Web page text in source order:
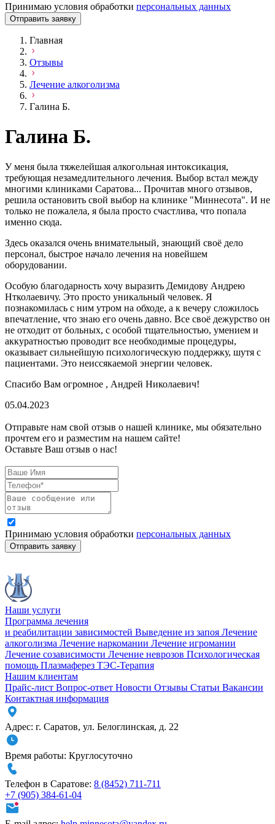
Принимаю условия обработки персональных данных
Отправить заявку
Главная
Отзывы
Лечение алкоголизма
Галина Б.
Галина Б.
У меня была тяжелейшая алкогольная интоксикация,
требующая незамедлительного лечения. Выбор встал между
многими клиниками Саратова... Прочитав много отзывов,
решила остановить свой выбор на клинике "Миннесота". И не
только не пожалела, я была просто счастлива, что попала
именно сюда.
Здесь оказался очень внимательный, знающий своё дело
персонал, быстрое начало лечения на новейшем
оборудовании.
Особую благодарность хочу выразить Демидову Андрею
Нтколаевичу. Это просто уникальный человек. Я
познакомилась с ним утром на обходе, а к вечеру сложилось
впечатление, что знаю его очень давно. Все своё дежурство он
не отходит от больных, с особой тщательностью, умением и
аккуратностью проводит все необходимые процедуры,
оказывает сильнейшую психологическую поддержку, шутя с
пациентами. Это неиссякаемой энергии человек.
Спасибо Вам огромное , Андрей Николаевич!
05.04.2023
Отправьте нам свой отзыв о нашей клинике, мы обязательно
прочтем его и разместим на нашем сайте!
Оставьте Ваш отзыв о нас!
Принимаю условия обработки персональных данных
Отправить заявку
Наши услуги
Программа лечения
и реабилитации зависимостей Выведение из запоя Лечение
алкоголизма Лечение наркомании Лечение игромании
Лечение созависимости Лечение неврозов Психологическая
помощь Плазмаферез ТЭС-Терапия
Нашим клиентам
Прайс-лист Вопрос-ответ Новости Отзывы Статьи Вакансии
Контактная информация
Адрес: г. Саратов, ул. Белоглинская, д. 22
Время работы: Круглосуточно
Телефон в Саратове: 8 (8452) 711-711
+7 (905) 384-61-04